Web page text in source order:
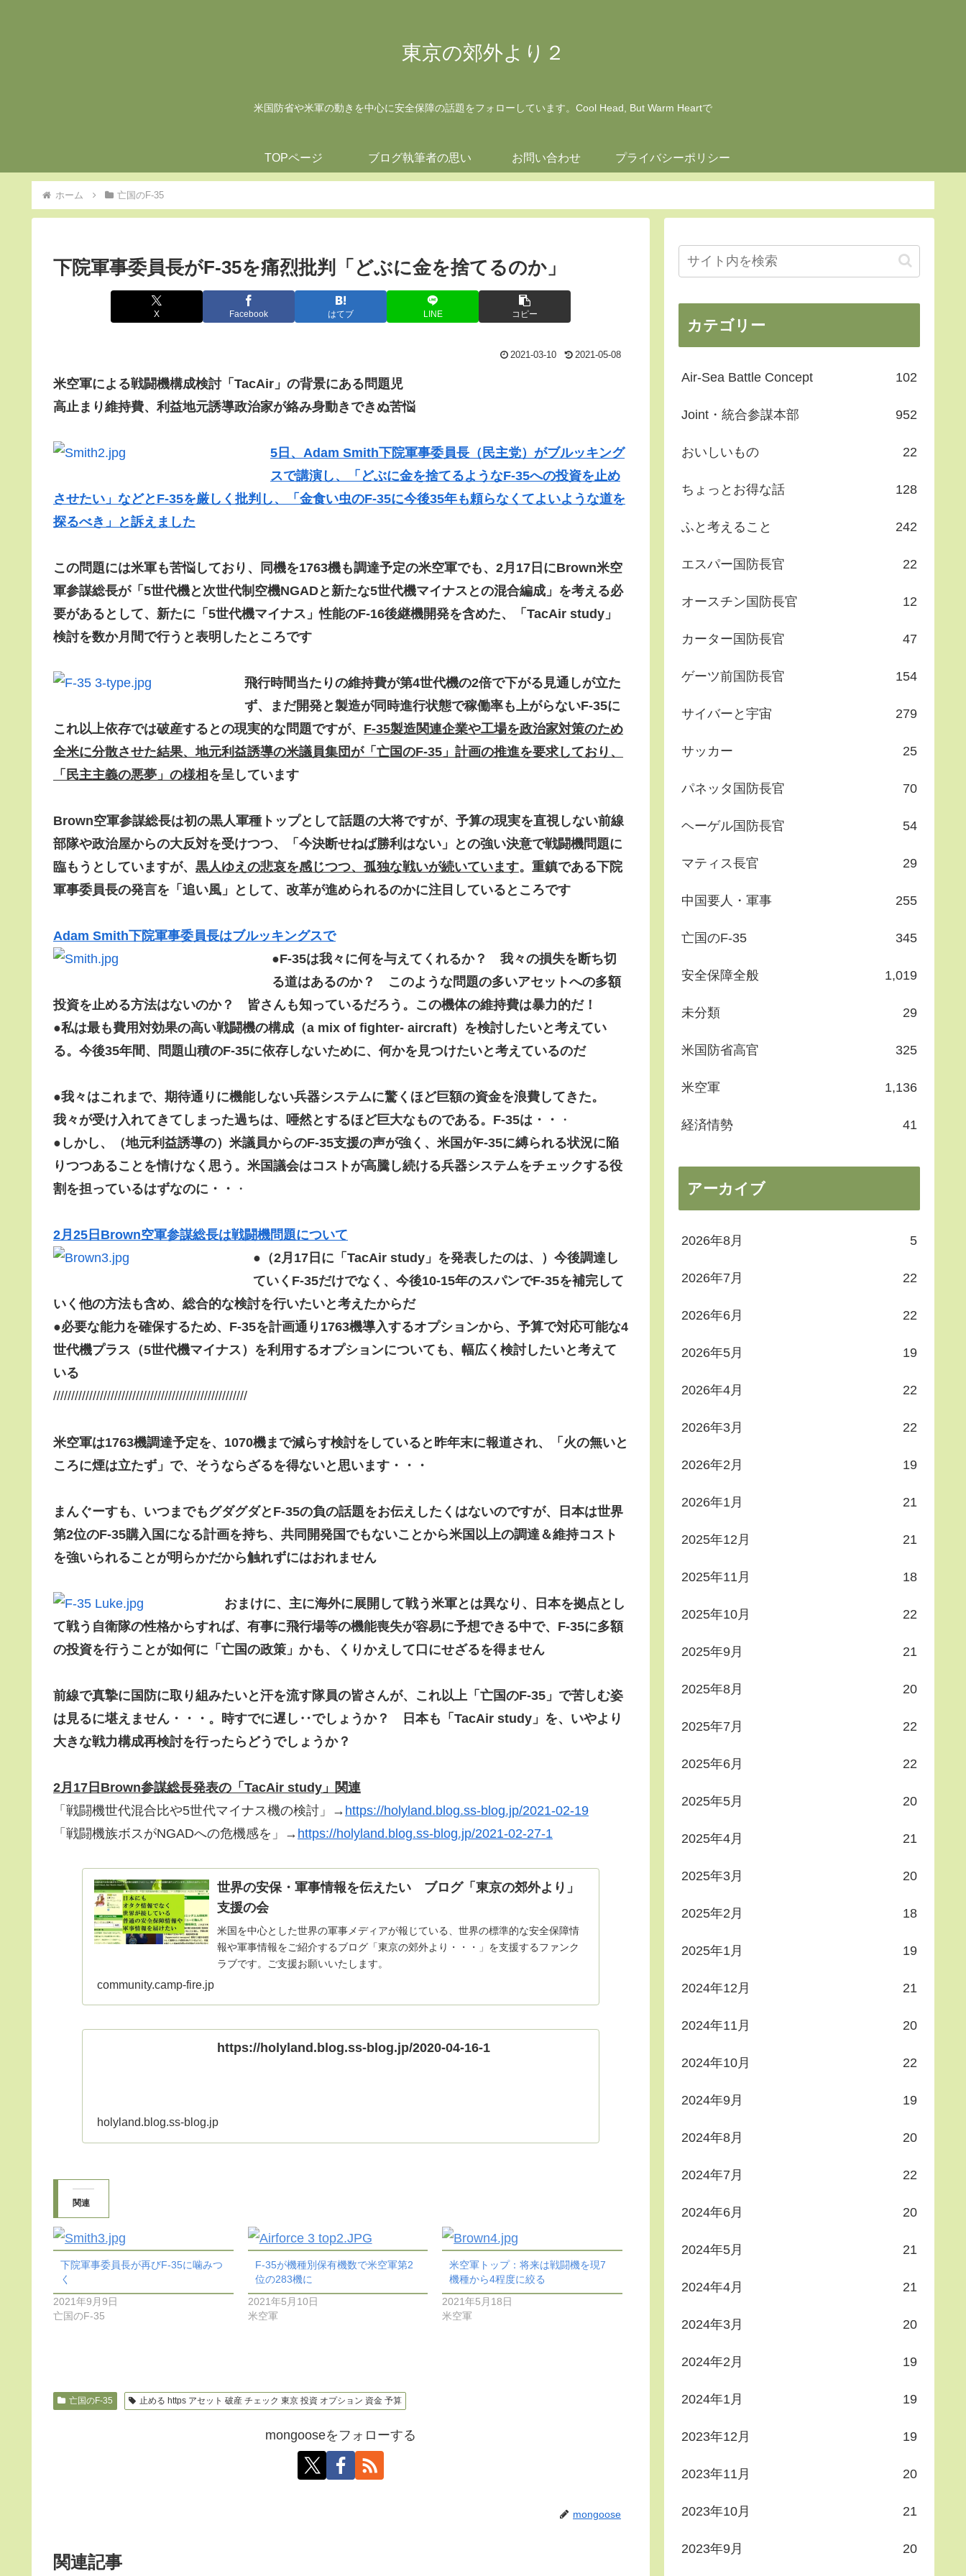
東京の郊外より２
米国防省や米軍の動きを中心に安全保障の話題をフォローしています。Cool Head, But Warm Heartで
TOPページ ブログ執筆者の思い お問い合わせ プライバシーポリシー
ホーム 亡国のF-35
下院軍事委員長がF-35を痛烈批判「どぶに金を捨てるのか」
X Facebook はてブ LINE コピー
2021-03-10 2021-05-08
米空軍による戦闘機構成検討「TacAir」の背景にある問題児
高止まり維持費、利益地元誘導政治家が絡み身動きできぬ苦悩
5日、Adam Smith下院軍事委員長（民主党）がブルッキング
スで講演し、「どぶに金を捨てるようなF-35への投資を止め
させたい」などとF-35を厳しく批判し、「金食い虫のF-35に今後35年も頼らなくてよいような道を
探るべき」と訴えました
この問題には米軍も苦悩しており、同機を1763機も調達予定の米空軍でも 、2月17日にBrown米空
軍参謀総長が「5世代機と次世代制空機NGADと新たな5世代機マイナスとの混合編成」を考える必
要があるとして、新たに「5世代機マイナス」性能のF-16後継機開発を含めた、「TacAir study」
検討を数か月間で行うと表明 したところです
飛行時間当たりの維持費が第4世代機の2倍で下がる見通しが立た
ず、まだ開発と製造が同時進行状態で稼働率も上がらないF-35に
これ以上依存では破産するとの現実的な問題ですが、 F-35製造関連企業や工場を政治家対策のため
全米に分散させた結果、地元利益誘導の米議員集団が「亡国のF-35」計画の推進を要求しており、
「民主主義の悪夢」の様相 を呈しています
Brown空軍参謀総長は初の黒人軍種トップとして話題の大将ですが、予算の現実を直視しない前線
部隊や政治屋からの大反対を受けつつ、「今決断せねば勝利はない」との強い決意で戦闘機問題に
臨もうと していますが、 黒人ゆえの悲哀を感じつつ、孤独な戦いが続いています。重鎮である下院
軍事委員長の発言を「追い風」として、改革が進められるのかに注目しているところです
Adam Smith下院軍事委員長はブルッキングスで
●F-35は我々に何を与えてくれるか？ 我々の損失を断ち切
る道はあるのか？ このような問題の多いアセットへの多額
投資を止める方法はないのか？ 皆さんも知っているだろう。この機体の維持費は暴力的だ！
●私は最も費用対効果の高い戦闘機の構成（a mix of fighter- aircraft）を検討したいと考えてい
る。今後35年間、問題山積のF-35に依存しないために、何かを見つけたいと考えているのだ
●我々はこれまで、期待通りに機能しない兵器システムに驚くほど巨額の資金を浪費してきた。
我々が受け入れてきてしまった過ちは、唖然とするほど巨大なものである。F-35は・・
・
● しかし、
（地元利益誘導の）米議員からのF-35支援の声が強く、米国がF-35に縛られる状況に陥
りつつあることを情けなく思う 。米国議会はコストが高騰し続ける兵器システムをチェックする役
割を担っているはずなのに・・
・
2月25日Brown空軍参謀総長は戦闘機問題について
● （2月17日に「TacAir study」を発表したのは、） 今後調達し
ていくF-35だけでなく、今後10-15年のスパンでF-35を補完して
いく他の方法も含め、総合的な検討を行いたいと考えたからだ
●必要な能力を確保するため、 F-35を計画通り1763機導入するオプションから、予算で対応可能な4
世代機プラス（5世代機マイナス）を利用するオプションについても、幅広く検討したいと考えて
いる
//////////////////////////////////////////////////////
米空軍は1763機調達予定を、1070機まで減らす検討をしていると昨年末に報道され、「火の無いと
ころに煙は立たず」で、そうならざるを得ないと思います・・・
まんぐーすも、いつまでもグダグダとF-35の負の話題をお伝えしたくはないのですが、
日本は世界
第2位のF-35購入国になる計画を持ち、共同開発国でもないことから米国以上の調達＆維持コスト
を強いられることが明らかだから触れずにはおれません
おまけに、主に海外に展開して戦う米軍とは異なり、
日本を拠点とし
て戦う自衛隊の性格からすれば、有事に飛行場等の機能喪失が容易に予想できる中で、 F-35に多額
の投資を行うことが如何に「亡国の政策」かも、くりかえして口にせざるを得ません
前線で真摯に国防に取り組みたいと汗を流す隊員の皆さんが、これ以上「亡国のF-35」で苦しむ姿
は見るに堪えません・・・。時すでに遅し‥でしょうか？
日本も「TacAir study」を、いやより
大きな戦力構成再検討を行ったらどうでしょうか？
2月17日Brown参謀総長発表の「TacAir study」関連
「戦闘機世代混合比や5世代マイナス機の検討」→ https://holyland.blog.ss-blog.jp/2021-02-19
「戦闘機族ボスがNGADへの危機感を」→ https://holyland.blog.ss-blog.jp/2021-02-27-1
世界の安保・軍事情報を伝えたい ブログ「東京の郊外より」
支援の会
米国を中心とした世界の軍事メディアが報じている、世界の標準的な安全保障情
報や軍事情報をご紹介するブログ「東京の郊外より・・・」を支援するファンク
ラブです。ご支援お願いいたします。
community.camp-fire.jp
https://holyland.blog.ss-blog.jp/2020-04-16-1
holyland.blog.ss-blog.jp
関連
下院軍事委員長が再びF-35に噛みつ
く
2021年9月9日
亡国のF-35
F-35が機種別保有機数で米空軍第2
位の283機に
2021年5月10日
米空軍
米空軍トップ：将来は戦闘機を現7
機種から4程度に絞る
2021年5月18日
米空軍
亡国のF-35 止める https アセット 破産 チェック 東京 投資 オプション 資金 予算
mongooseをフォローする
mongoose
関連記事
カテゴリー
Air-Sea Battle Concept 102
Joint・統合参謀本部 952
おいしいもの 22
ちょっとお得な話 128
ふと考えること 242
エスパー国防長官 22
オースチン国防長官 12
カーター国防長官 47
ゲーツ前国防長官 154
サイバーと宇宙 279
サッカー 25
パネッタ国防長官 70
ヘーゲル国防長官 54
マティス長官 29
中国要人・軍事 255
亡国のF-35 345
安全保障全般 1,019
未分類 29
米国防省高官 325
米空軍 1,136
経済情勢 41
アーカイブ
2026年8月 5
2026年7月 22
2026年6月 22
2026年5月 19
2026年4月 22
2026年3月 22
2026年2月 19
2026年1月 21
2025年12月 21
2025年11月 18
2025年10月 22
2025年9月 21
2025年8月 20
2025年7月 22
2025年6月 22
2025年5月 20
2025年4月 21
2025年3月 20
2025年2月 18
2025年1月 19
2024年12月 21
2024年11月 20
2024年10月 22
2024年9月 19
2024年8月 20
2024年7月 22
2024年6月 20
2024年5月 21
2024年4月 21
2024年3月 20
2024年2月 19
2024年1月 19
2023年12月 19
2023年11月 20
2023年10月 21
2023年9月 20